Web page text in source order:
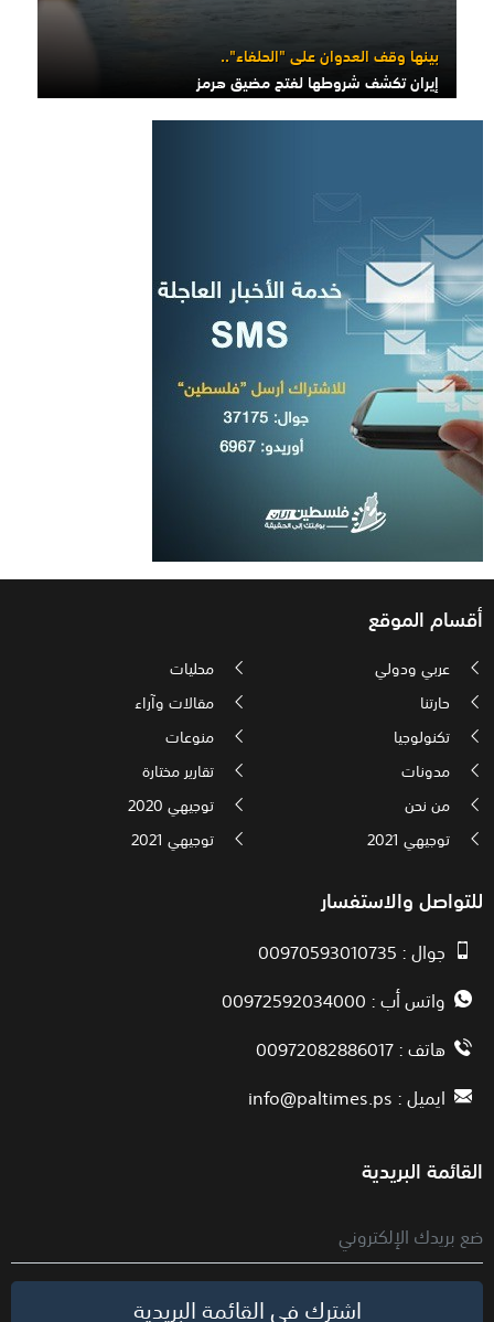
بينها وقف العدوان على "الحلفاء"..
إيران تكشف شروطها لفتح مضيق هرمز
أقسام الموقع
عربي ودولي
محليات
حارتنا
مقالات وآراء
تكنولوجيا
منوعات
مدونات
تقارير مختارة
من نحن
توجيهي 2020
توجيهي 2021
توجيهي 2021
للتواصل والاستفسار
جوال : 00970593010735
واتس أب : 00972592034000
هاتف : 00972082886017
ايميل :info@paltimes.ps
القائمة البريدية
اشترك في القائمة البريدية